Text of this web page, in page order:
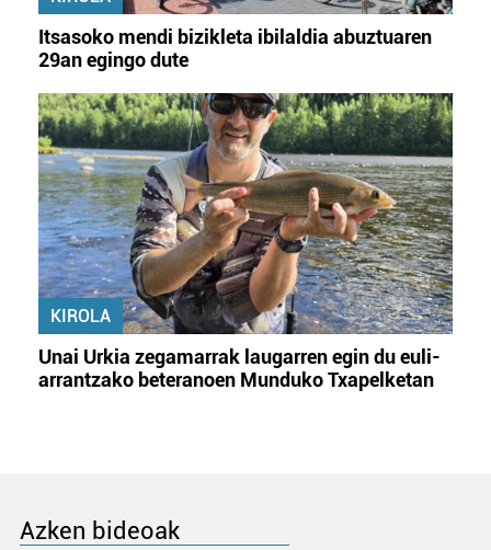
Itsasoko mendi bizikleta ibilaldia abuztuaren
29an egingo dute
KIROLA
Unai Urkia zegamarrak laugarren egin du euli-
arrantzako beteranoen Munduko Txapelketan
Azken bideoak